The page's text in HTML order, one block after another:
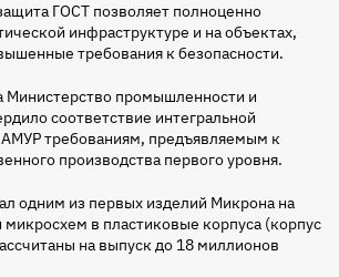
ГОСТ позволяет полноценно
инфраструктуре и на объектах,
требования к безопасности.
Министерство промышленности и
соответствие интегральной
требованиям, предъявляемым к
производства первого уровня.
одним из первых изделий Микрона на
в пластиковые корпуса (корпус
на выпуск до 18 миллионов